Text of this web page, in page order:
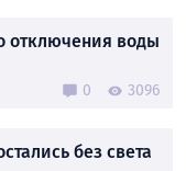
отключения воды
0 3096
без света